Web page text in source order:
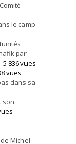
le camp
par
- 5 836 vues
vues
dans sa
son
Michel